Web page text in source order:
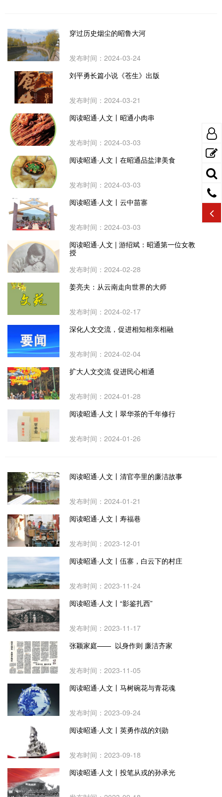
穿过历史烟尘的昭鲁大河
发布时间：2024-03-24
刘平勇长篇小说《苍生》出版
发布时间：2024-03-21
阅读昭通·人文丨昭通小肉串
发布时间：2024-03-03
阅读昭通·人文丨在昭通品盐津美食
发布时间：2024-03-03
阅读昭通·人文丨云中苗寨
发布时间：2024-03-03
阅读昭通·人文 | 游绍斌：昭通第一位女教
授
发布时间：2024-02-28
姜亮夫：从云南走向世界的大师
发布时间：2024-02-17
深化人文交流，促进相知相亲相融
发布时间：2024-02-04
扩大人文交流 促进民心相通
发布时间：2024-01-28
阅读昭通·人文丨翠华茶的千年修行
发布时间：2024-01-26
阅读昭通·人文丨清官亭里的廉洁故事
发布时间：2024-01-21
阅读昭通·人文丨寿福巷
发布时间：2023-12-01
阅读昭通·人文丨伍寨，白云下的村庄
发布时间：2023-11-24
阅读昭通·人文丨“影鉴扎西”
发布时间：2023-11-17
张颖家庭—— 以身作则 廉洁齐家
发布时间：2023-11-05
阅读昭通·人文丨马树碗花与青花魂
发布时间：2023-09-24
阅读昭通·人文丨英勇作战的刘勋
发布时间：2023-09-18
阅读昭通·人文丨投笔从戎的孙承光